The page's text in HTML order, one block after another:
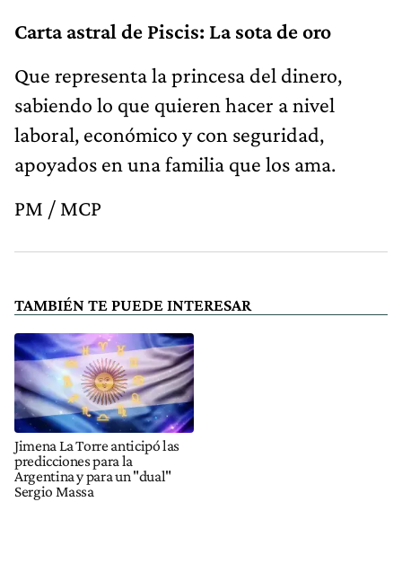
Carta astral de Piscis: La sota de oro
Que representa la princesa del dinero,
sabiendo lo que quieren hacer a nivel
laboral, económico y con seguridad,
apoyados en una familia que los ama.
PM / MCP
TAMBIÉN TE PUEDE INTERESAR
Jimena La Torre anticipó las
predicciones para la
Argentina y para un "dual"
Sergio Massa